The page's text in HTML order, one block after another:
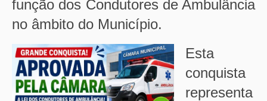
função dos Condutores de Ambulância
no âmbito do Município.
Esta
conquista
representa